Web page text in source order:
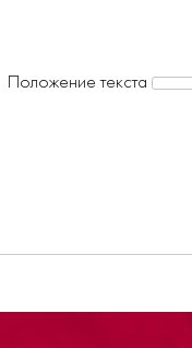
Положение текста